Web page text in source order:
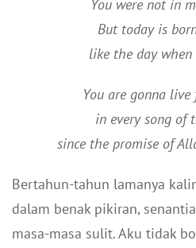
You were not in
But today is
like the day
You are gonna live
in every song of
since the promise of
Bertahun-tahun lamanya
dalam benak pikiran,
masa-masa sulit. Aku tidak